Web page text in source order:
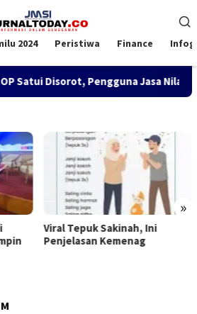
2024 Peristiwa Finance
Disorot, Pengguna Jasa Nilai
»
DPD GMNI Kaltim Solid
Kongres Persatuan: DPP